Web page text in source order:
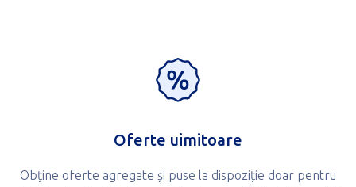
Oferte uimitoare
Obține oferte agregate și puse la dispoziție doar pentru